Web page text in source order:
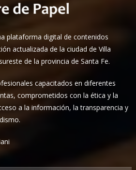
plataforma digital de contenidos
actualizada de la ciudad de Villa
de la provincia de Santa Fe.
capacitados en diferentes
comprometidos con la ética y la
a la información, la transparencia y